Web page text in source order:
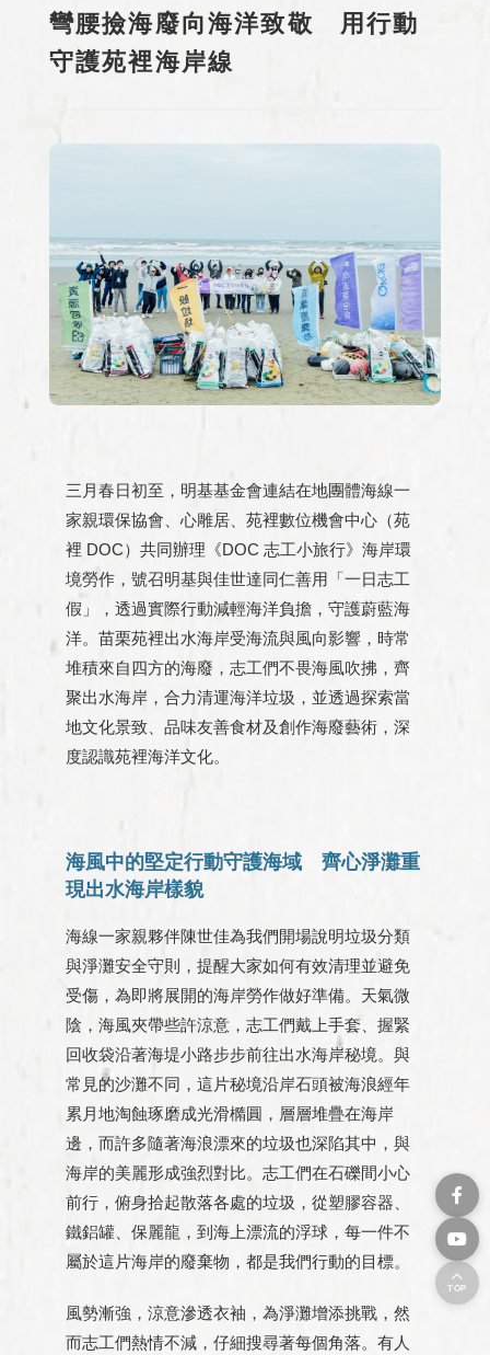
彎腰撿海廢向海洋致敬 用行動
守護苑裡海岸線
三月春日初至，明基基金會連結在地團體海線一
家親環保協會、心雕居、苑裡數位機會中心（苑
裡 DOC）共同辦理《DOC 志工小旅行》海岸環
境勞作，號召明基與佳世達同仁善用「一日志工
假」，透過實際行動減輕海洋負擔，守護蔚藍海
洋。苗栗苑裡出水海岸受海流與風向影響，時常
堆積來自四方的海廢，志工們不畏海風吹拂，齊
聚出水海岸，合力清運海洋垃圾，並透過探索當
地文化景致、品味友善食材及創作海廢藝術，深
度認識苑裡海洋文化。
海風中的堅定行動守護海域 齊心淨灘重
現出水海岸樣貌
海線一家親夥伴陳世佳為我們開場說明垃圾分類
與淨灘安全守則，提醒大家如何有效清理並避免
受傷，為即將展開的海岸勞作做好準備。天氣微
陰，海風夾帶些許涼意，志工們戴上手套、握緊
回收袋沿著海堤小路步步前往出水海岸秘境。與
常見的沙灘不同，這片秘境沿岸石頭被海浪經年
累月地淘蝕琢磨成光滑橢圓，層層堆疊在海岸
邊，而許多隨著海浪漂來的垃圾也深陷其中，與
海岸的美麗形成強烈對比。志工們在石礫間小心
前行，俯身拾起散落各處的垃圾，從塑膠容器、
鐵鋁罐、保麗龍，到海上漂流的浮球，每一件不
屬於這片海岸的廢棄物，都是我們行動的目標。
風勢漸強，涼意滲透衣袖，為淨灘增添挑戰，然
而志工們熱情不減，仔細搜尋著每個角落。有人
TOP